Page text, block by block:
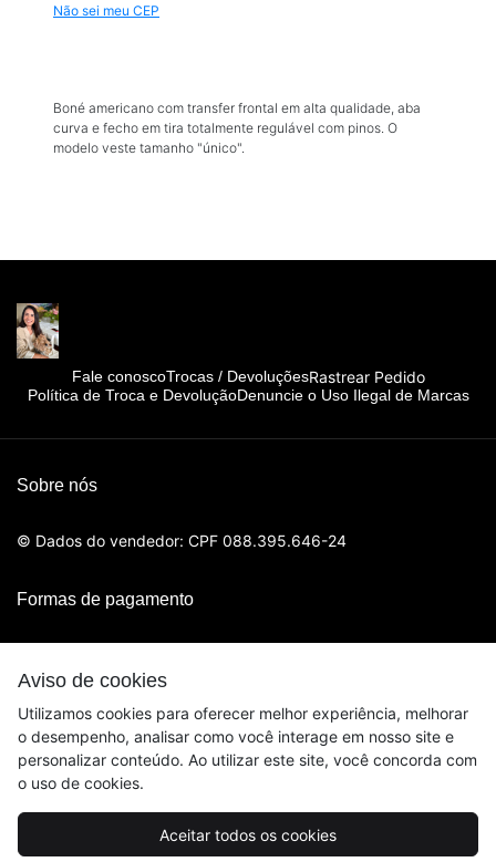
Não sei meu CEP
Boné americano com transfer frontal em alta qualidade, aba
curva e fecho em tira totalmente regulável com pinos. O
modelo veste tamanho "único".
Aviso de cookies
Utilizamos cookies para oferecer melhor experiência, melhorar
o desempenho, analisar como você interage em nosso site e
personalizar conteúdo. Ao utilizar este site, você concorda com
o uso de cookies.
Aceitar todos os cookies
Fale conoscoTrocas / DevoluçõesRastrear Pedido
Política de Troca e DevoluçãoDenuncie o Uso Ilegal de Marcas
Sobre nós
© Dados do vendedor: CPF 088.395.646-24
Formas de pagamento